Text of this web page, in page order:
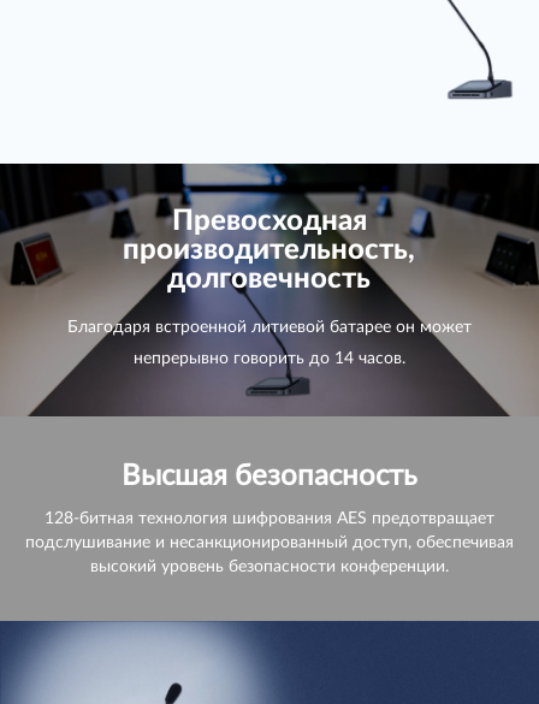
Превосходная
производительность,
долговечность
Благодаря встроенной литиевой батарее он может
непрерывно говорить до 14 часов.
Высшая безопасность
128-битная технология шифрования AES предотвращает
подслушивание и несанкционированный доступ, обеспечивая
высокий уровень безопасности конференции.